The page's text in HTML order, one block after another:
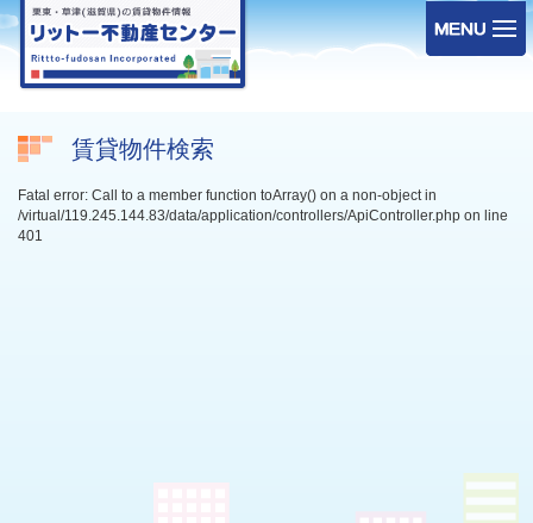
賃貸物件検索
Fatal error: Call to a member function toArray() on a non-object in
/virtual/119.245.144.83/data/application/controllers/ApiController.php on line
401